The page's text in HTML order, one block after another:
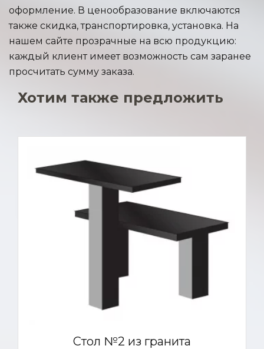
оформление. В ценообразование включаются
также скидка, транспортировка, установка. На
нашем сайте прозрачные на всю продукцию:
каждый клиент имеет возможность сам заранее
просчитать сумму заказа.
Хотим также предложить
Стол №2 из гранита